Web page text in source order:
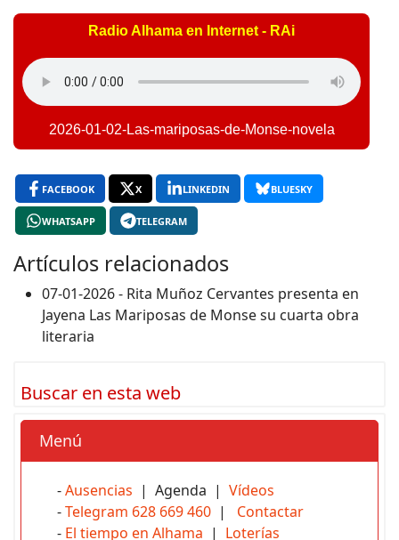
Radio Alhama en Internet - RAi
2026-01-02-Las-mariposas-de-Monse-novela
FACEBOOK X LINKEDIN BLUESKY
WHATSAPP TELEGRAM
Artículos relacionados
07-01-2026 - Rita Muñoz Cervantes presenta en
Jayena Las Mariposas de Monse su cuarta obra
literaria
Buscar en esta web
Menú
-Ausencias | Agenda | Vídeos
-Telegram 628 669 460 | Contactar
- El tiempo en Alhama | Loterías